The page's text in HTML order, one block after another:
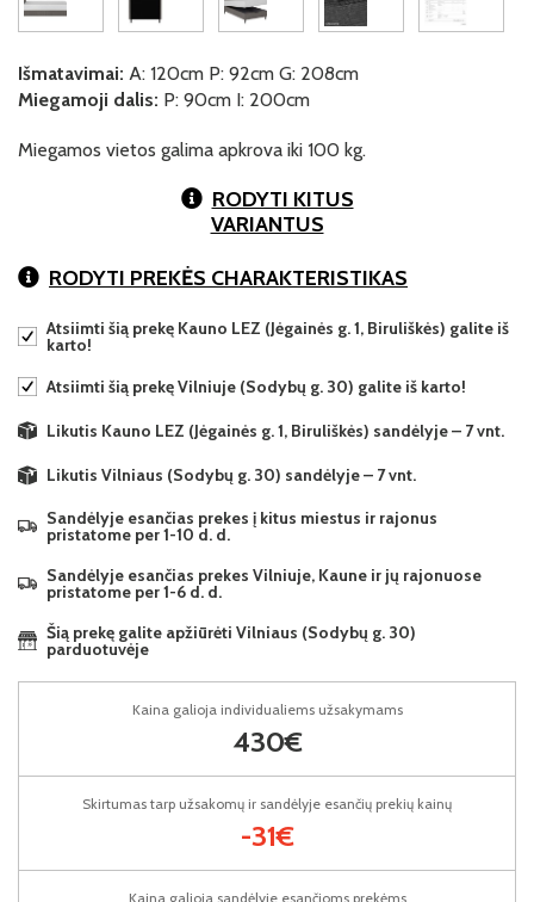
Išmatavimai: A: 120cm P: 92cm G: 208cm
Miegamoji dalis: P: 90cm I: 200cm
Miegamos vietos galima apkrova iki 100 kg.
RODYTI KITUS
VARIANTUS
RODYTI PREKĖS CHARAKTERISTIKAS
Atsiimti šią prekę Kauno LEZ (Jėgainės g. 1, Biruliškės) galite iš
karto!
Atsiimti šią prekę Vilniuje (Sodybų g. 30) galite iš karto!
Likutis Kauno LEZ (Jėgainės g. 1, Biruliškės) sandėlyje – 7 vnt.
Likutis Vilniaus (Sodybų g. 30) sandėlyje – 7 vnt.
Sandėlyje esančias prekes į kitus miestus ir rajonus
pristatome per 1-10 d. d.
Sandėlyje esančias prekes Vilniuje, Kaune ir jų rajonuose
pristatome per 1-6 d. d.
Šią prekę galite apžiūrėti Vilniaus (Sodybų g. 30)
parduotuvėje
Kaina galioja sandėlyje esančioms prekėms
Kaina galioja individualiems užsakymams
430€
Skirtumas tarp užsakomų ir sandėlyje esančių prekių kainų
-31€